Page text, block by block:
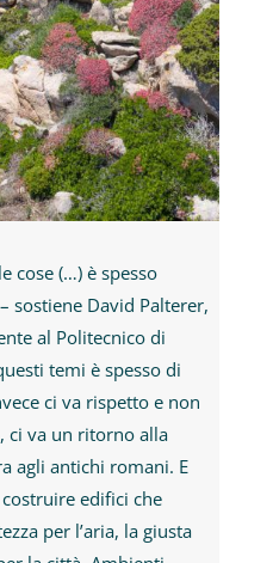
cose (…) è spesso
sostiene David Palterer,
al Politecnico di
temi è spesso di
ci va rispetto e non
ci va un ritorno alla
agli antichi romani. E
edifici che
per l’aria, la giusta